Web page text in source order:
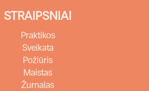
STRAIPSNIAI
Praktikos
Sveikata
Požiūris
Maistas
Žurnalas